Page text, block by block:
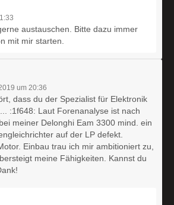
austauschen. Bitte dazu immer
mit mir starten.
um 20:36
dass du der Spezialist für Elektronik
:1f648: Laut Forenanalyse ist nach
meiner Delonghi Eam 3300 mind. ein
auf der LP defekt.
Einbau trau ich mir ambitioniert zu,
meine Fähigkeiten. Kannst du